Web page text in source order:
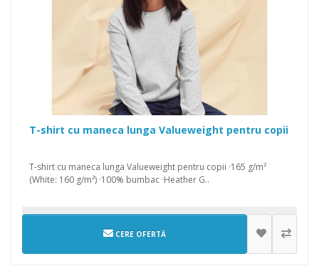
T-shirt cu maneca lunga Valueweight pentru copii
T-shirt cu maneca lunga Valueweight pentru copii ·165 g/m²
(White: 160 g/m²) ·100% bumbac ·Heather G..
CERE OFERTĂ